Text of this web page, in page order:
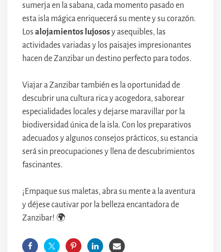
sumerja en la sabana, cada momento pasado en
esta isla mágica enriquecerá su mente y su corazón.
Los alojamientos lujososy asequibles, las
actividades variadas y los paisajes impresionantes
hacen de Zanzibar un destino perfecto para todos.
Viajar a Zanzibar también es la oportunidad de
descubrir una cultura rica y acogedora, saborear
especialidades locales y dejarse maravillar por la
biodiversidad única de la isla. Con los preparativos
adecuados y algunos consejos prácticos, su estancia
será sin preocupaciones y llena de descubrimientos
fascinantes.
¡Empaque sus maletas, abra su mente a la aventura
y déjese cautivar por la belleza encantadora de
Zanzibar! 🌍